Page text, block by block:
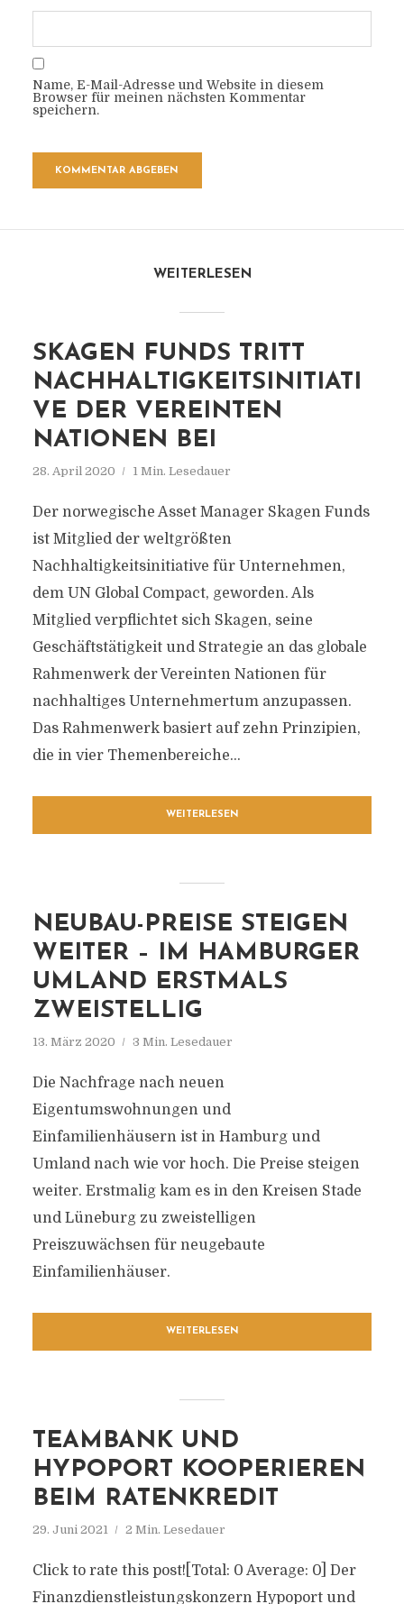
Name, E-Mail-Adresse und Website in diesem
Browser für meinen nächsten Kommentar
speichern.
WEITERLESEN
SKAGEN FUNDS TRITT
NACHHALTIGKEITSINITIATI
VE DER VEREINTEN
NATIONEN BEI
28. April 2020 1 Min. Lesedauer
Der norwegische Asset Manager Skagen Funds
ist Mitglied der weltgrößten
Nachhaltigkeitsinitiative für Unternehmen,
dem UN Global Compact, geworden. Als
Mitglied verpflichtet sich Skagen, seine
Geschäftstätigkeit und Strategie an das globale
Rahmenwerk der Vereinten Nationen für
nachhaltiges Unternehmertum anzupassen.
Das Rahmenwerk basiert auf zehn Prinzipien,
die in vier Themenbereiche...
WEITERLESEN
NEUBAU-PREISE STEIGEN
WEITER – IM HAMBURGER
UMLAND ERSTMALS
ZWEISTELLIG
13. März 2020 3 Min. Lesedauer
Die Nachfrage nach neuen
Eigentumswohnungen und
Einfamilienhäusern ist in Hamburg und
Umland nach wie vor hoch. Die Preise steigen
weiter. Erstmalig kam es in den Kreisen Stade
und Lüneburg zu zweistelligen
Preiszuwächsen für neugebaute
Einfamilienhäuser.
WEITERLESEN
TEAMBANK UND
HYPOPORT KOOPERIEREN
BEIM RATENKREDIT
29. Juni 2021 2 Min. Lesedauer
Click to rate this post![Total: 0 Average: 0] Der
Finanzdienstleistungskonzern Hypoport und